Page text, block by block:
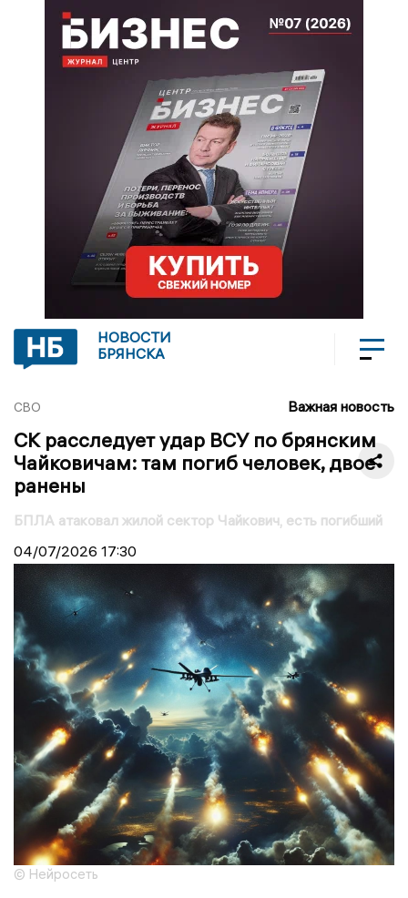
НОВОСТИ
БРЯНСКА
СВО Важная новость
СК расследует удар ВСУ по брянским
Чайковичам: там погиб человек, двое
ранены
БПЛА атаковал жилой сектор Чайкович, есть погибший
04/07/2026 17:30
© Нейросеть